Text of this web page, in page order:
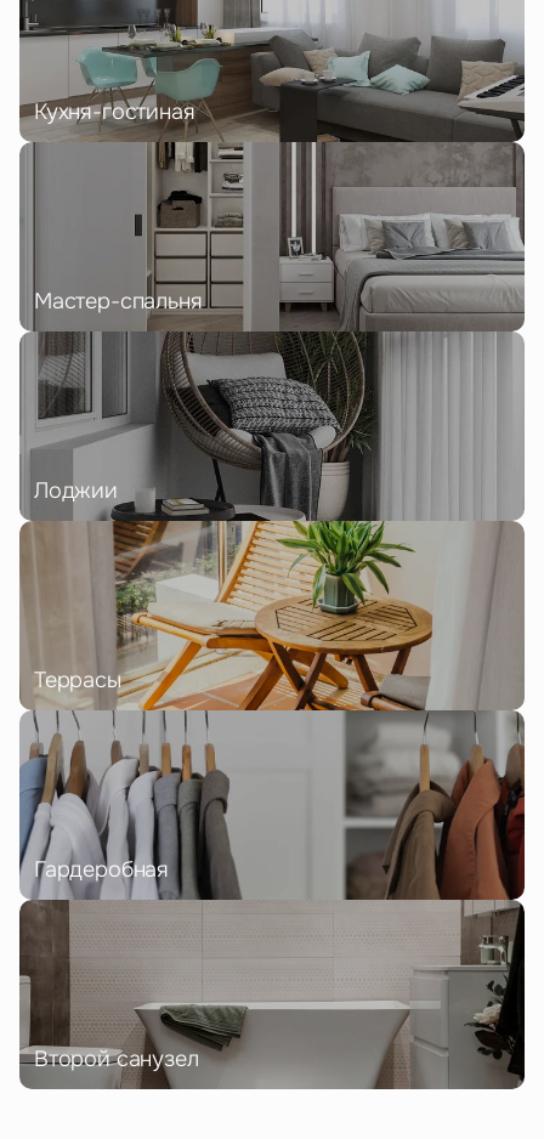
Кухня-гостиная
Мастер-спальня
Лоджии
Террасы
Гардеробная
Второй санузел